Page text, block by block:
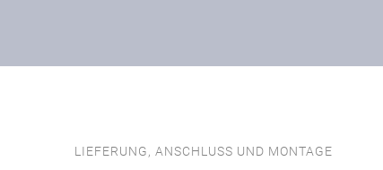
LIEFERUNG, ANSCHLUSS UND MONTAGE